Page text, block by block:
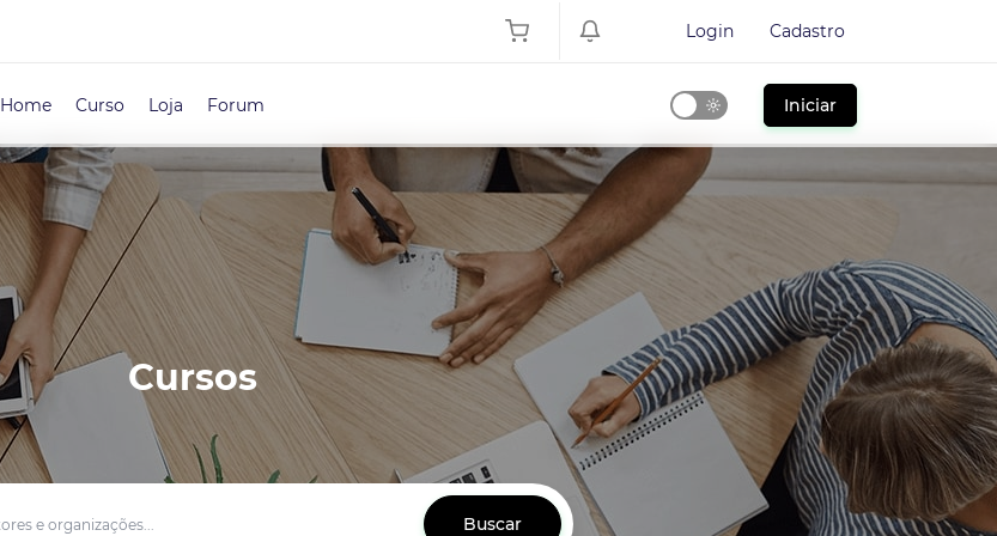
Login Cadastro
Home Curso Loja Forum
Mode
Iniciar
Cursos
Buscar